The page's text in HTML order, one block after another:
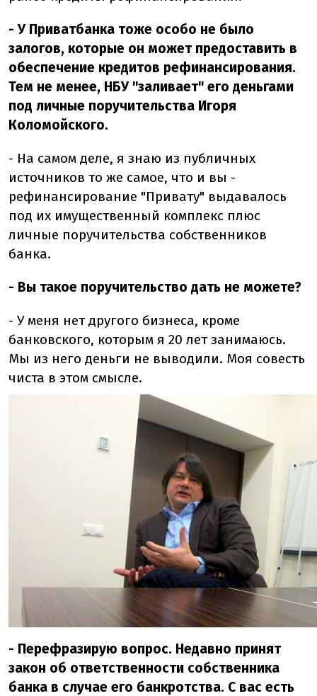
- У Приватбанка тоже особо не было
залогов, которые он может предоставить в
обеспечение кредитов рефинансирования.
Тем не менее, НБУ "заливает" его деньгами
под личные поручительства Игоря
Коломойского.
- На самом деле, я знаю из публичных
источников то же самое, что и вы -
рефинансирование "Привату" выдавалось
под их имущественный комплекс плюс
личные поручительства собственников
банка.
- Вы такое поручительство дать не можете?
- У меня нет другого бизнеса, кроме
банковского, которым я 20 лет занимаюсь.
Мы из него деньги не выводили. Моя совесть
чиста в этом смысле.
- Перефразирую вопрос. Недавно принят
закон об ответственности собственника
банка в случае его банкротства. С вас есть